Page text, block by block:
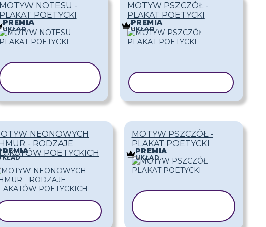
MOTYW NOTESU -
PLAKAT POETYCKI
PREMIA
UKŁAD
MOTYW PSZCZÓŁ -
PLAKAT POETYCKI
PREMIA
UKŁAD
NEONOWYCH
- RODZAJE
POETYCKICH
MOTYW PSZCZÓŁ -
PLAKAT POETYCKI
PREMIA
UKŁAD